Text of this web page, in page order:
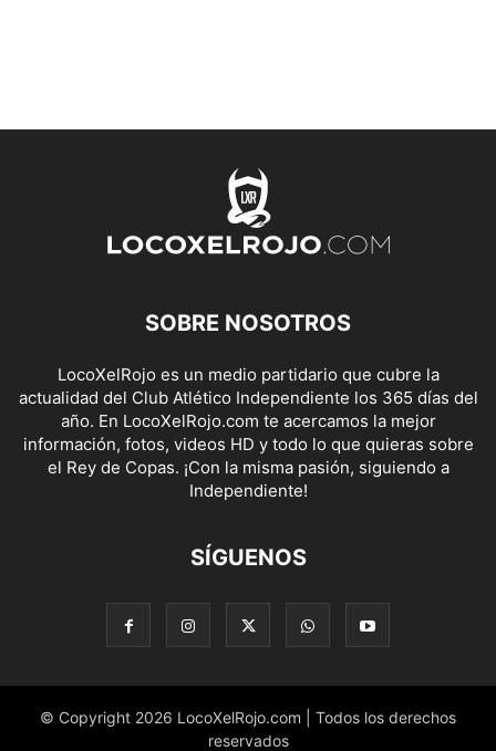
SOBRE NOSOTROS
LocoXelRojo es un medio partidario que cubre la
actualidad del Club Atlético Independiente los 365 días del
año. En LocoXelRojo.com te acercamos la mejor
información, fotos, videos HD y todo lo que quieras sobre
el Rey de Copas. ¡Con la misma pasión, siguiendo a
Independiente!
SÍGUENOS
© Copyright 2026 LocoXelRojo.com | Todos los derechos
reservados